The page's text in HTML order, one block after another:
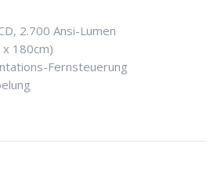
2.700 Ansi-Lumen
180cm)
Fernsteuerung